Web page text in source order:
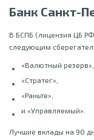
Банк Санкт-
В БСПБ (лицензия ЦБ
следующим
«Валютный резерв»,
«Стратег»,
«Раньте»,
и «Управляемый».
Лучшие вклады на 90